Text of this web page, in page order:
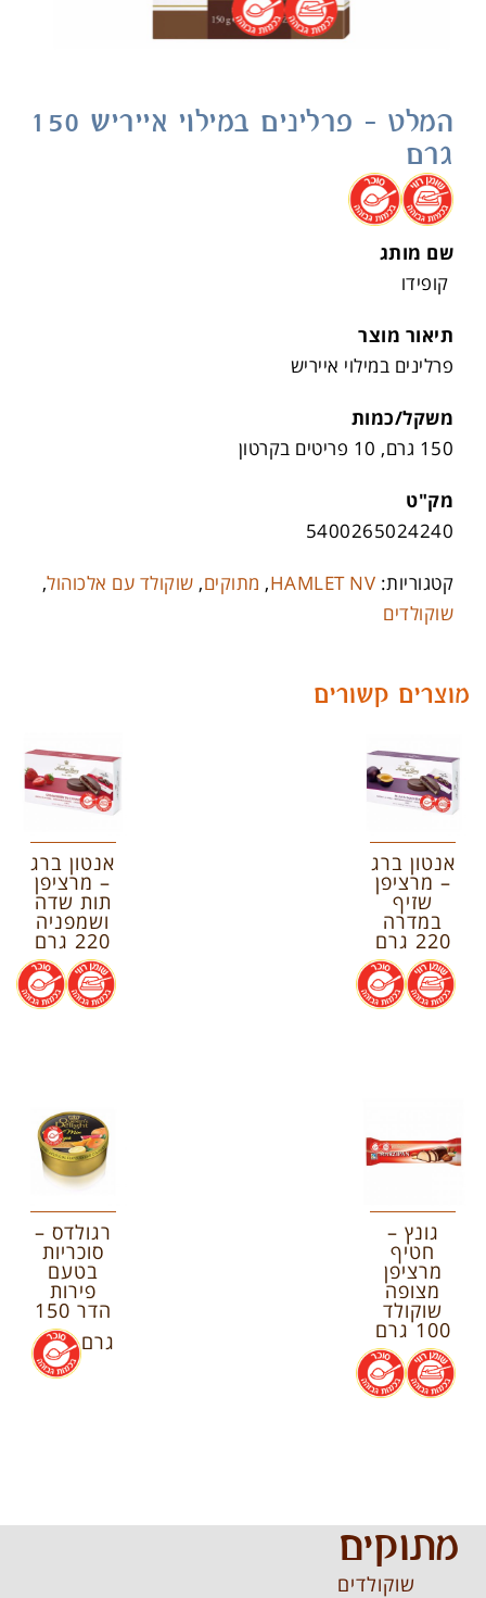
המלט – פרלינים במילוי אייריש 150
גרם
.
.
שם מותג
קופידו
תיאור מוצר
פרלינים במילוי אייריש
משקל/כמות
150 גרם, 10 פריטים בקרטון
מק"ט
5400265024240
קטגוריות: HAMLET NV
, מתוקים, שוקולד עם אלכוהול,
שוקולדים
מוצרים קשורים
אנטון ברג
– מרציפן
שזיף
במדרה
220 גרם
.
.
אנטון ברג
– מרציפן
תות שדה
ושמפניה
220 גרם
.
.
גונץ –
חטיף
מרציפן
מצופה
שוקולד
100 גרם
.
.
רגולדס –
סוכריות
בטעם
פירות
הדר 150
גרם
.
מתוקים
שוקולדים